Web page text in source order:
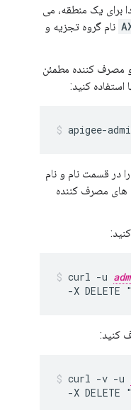
برای یک منطقه، می
نام گروه تجزیه و
و مصرف کننده مطمئن
استفاده کنید:
apigee-
در قسمت نام و نام
های مصرف کننده
curl -u
-X DELETE
curl -v -u
-X DELETE